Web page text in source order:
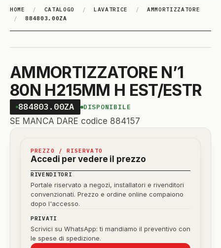
HOME / CATALOGO / LAVATRICE /
AMMORTIZZATORE
/
884803.00ZA
AMMORTIZZATORE N’1
80N H215MM H EST/ESTR
884803.00ZA DISPONIBILE
SE MANCA DARE codice 884157
PREZZO / RISERVATO
Accedi per vedere il prezzo
RIVENDITORI
Portale riservato a negozi, installatori e rivenditori
convenzionati. Prezzo e ordine online compaiono
dopo l'accesso.
PRIVATI
Scrivici su WhatsApp: ti mandiamo il preventivo con
le spese di spedizione.